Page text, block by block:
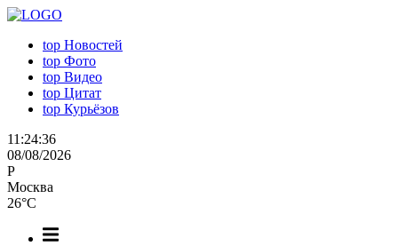
top Новостей
top Фото
top Видео
top Цитат
top Курьёзов
11:24:37
08/08/2026
P
Москва
26°C